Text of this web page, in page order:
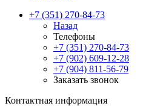
+7 (351) 270-84-73
Назад
Телефоны
+7 (351) 270-84-73
+7 (902) 609-12-28
+7 (904) 811-56-79
Заказать звонок
Контактная информация